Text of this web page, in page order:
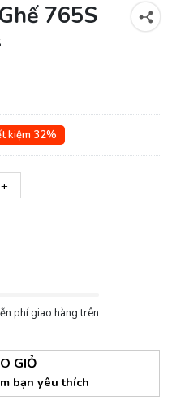
765S
kiệm 32%
+
phí giao hàng trên
GIỎ
bạn yêu thích